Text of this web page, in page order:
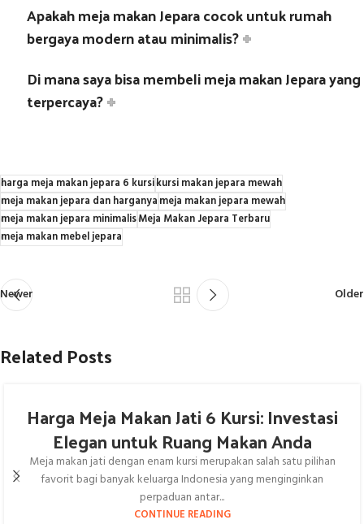
Apakah meja makan Jepara cocok untuk rumah
bergaya modern atau minimalis?
Di mana saya bisa membeli meja makan Jepara yang
terpercaya?
harga meja makan jepara 6 kursikursi makan jepara mewah
meja makan jepara dan harganyameja makan jepara mewah
meja makan jepara minimalisMeja Makan Jepara Terbaru
meja makan mebel jepara
Newer Older
Related Posts
Harga Meja Makan Jati 6 Kursi: Investasi
Elegan untuk Ruang Makan Anda
Meja makan jati dengan enam kursi merupakan salah satu pilihan
favorit bagi banyak keluarga Indonesia yang menginginkan
perpaduan antar...
CONTINUE READING